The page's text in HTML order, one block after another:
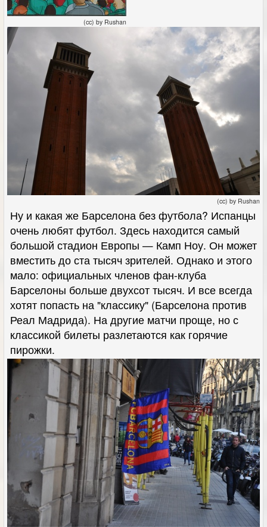
(cc) by Rushan
(cc) by Rushan
Ну и какая же Барселона без футбола? Испанцы
очень любят футбол. Здесь находится самый
большой стадион Европы — Камп Ноу. Он может
вместить до ста тысяч зрителей. Однако и этого
мало: официальных членов фан-клуба
Барселоны больше двухсот тысяч. И все всегда
хотят попасть на "классику" (Барселона против
Реал Мадрида). На другие матчи проще, но с
классикой билеты разлетаются как горячие
пирожки.